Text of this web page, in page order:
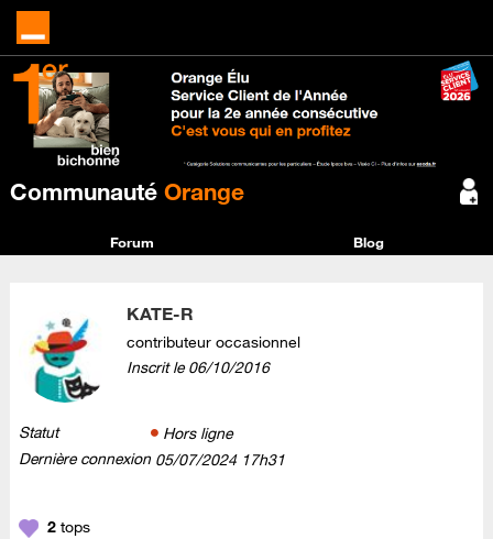
Communauté Orange
Forum Blog
KATE-R
contributeur occasionnel
Inscrit le‎06/10/2016
Statut
Hors ligne
Dernière connexion ‎05/07/2024 17h31
2 tops